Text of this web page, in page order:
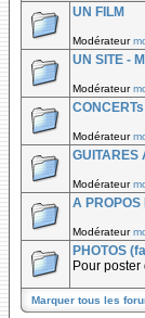
UN FILM
Modérateur
UN SITE -
Modérateur
CONCERTs
Modérateur
GUITARES
Modérateur
A PROPOS
Modérateur
PHOTOS
Pour
Marquer tous les